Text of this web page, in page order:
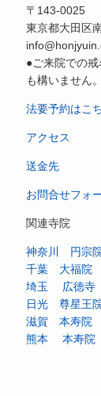
〒143-0025
東京都大田区
●ご来院での
も構いません。
法要予約はこ
アクセス
送金先
お問合せフォ
関連寺院
神奈川 円宗
千葉 大福院
埼玉 広徳寺
日光 尊星王
滋賀 本寿院
熊本 本寿院